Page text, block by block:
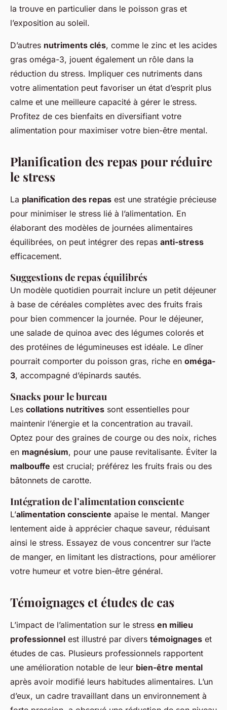
la trouve en particulier dans le poisson gras et
l’exposition au soleil.
D’autres nutriments clés, comme le zinc et les acides
gras oméga-3, jouent également un rôle dans la
réduction du stress. Impliquer ces nutriments dans
votre alimentation peut favoriser un état d’esprit plus
calme et une meilleure capacité à gérer le stress.
Profitez de ces bienfaits en diversifiant votre
alimentation pour maximiser votre bien-être mental.
Planification des repas pour réduire
le stress
La planification des repas est une stratégie précieuse
pour minimiser le stress lié à l’alimentation. En
élaborant des modèles de journées alimentaires
équilibrées, on peut intégrer des repas anti-stress
efficacement.
Suggestions de repas équilibrés
Un modèle quotidien pourrait inclure un petit déjeuner
à base de céréales complètes avec des fruits frais
pour bien commencer la journée. Pour le déjeuner,
une salade de quinoa avec des légumes colorés et
des protéines de légumineuses est idéale. Le dîner
pourrait comporter du poisson gras, riche en oméga-
3, accompagné d’épinards sautés.
Snacks pour le bureau
Les collations nutritives sont essentielles pour
maintenir l’énergie et la concentration au travail.
Optez pour des graines de courge ou des noix, riches
en magnésium, pour une pause revitalisante. Éviter la
malbouffe est crucial; préférez les fruits frais ou des
bâtonnets de carotte.
Intégration de l’alimentation consciente
L’alimentation consciente apaise le mental. Manger
lentement aide à apprécier chaque saveur, réduisant
ainsi le stress. Essayez de vous concentrer sur l’acte
de manger, en limitant les distractions, pour améliorer
votre humeur et votre bien-être général.
Témoignages et études de cas
L’impact de l’alimentation sur le stress en milieu
professionnel est illustré par divers témoignages et
études de cas. Plusieurs professionnels rapportent
une amélioration notable de leur bien-être mental
après avoir modifié leurs habitudes alimentaires. L’un
d’eux, un cadre travaillant dans un environnement à